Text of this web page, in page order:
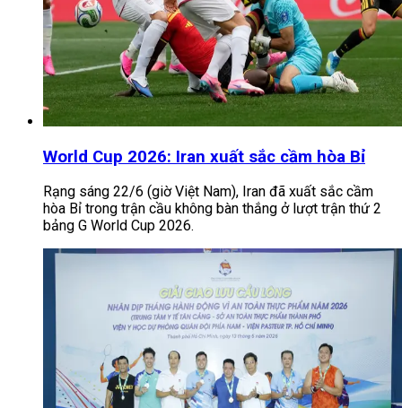
World Cup 2026: Iran xuất sắc cầm hòa Bỉ
Rạng sáng 22/6 (giờ Việt Nam), Iran đã xuất sắc cầm
hòa Bỉ trong trận cầu không bàn thắng ở lượt trận thứ 2
bảng G World Cup 2026.